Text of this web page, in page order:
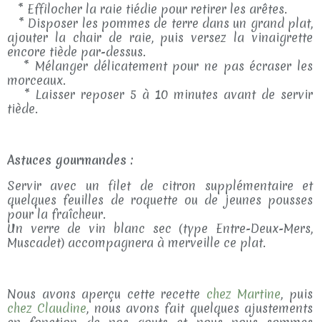
* Effilocher la raie tiédie pour retirer les arêtes.
* Disposer les pommes de terre dans un grand plat,
ajouter la chair de raie, puis versez la vinaigrette
encore tiède par-dessus.
* Mélanger délicatement pour ne pas écraser les
morceaux.
* Laisser reposer 5 à 10 minutes avant de servir
tiède.
Astuces gourmandes :
Servir avec un filet de citron supplémentaire et
quelques feuilles de roquette ou de jeunes pousses
pour la fraîcheur.
Un verre de vin blanc sec (type Entre-Deux-Mers,
Muscadet) accompagnera à merveille ce plat.
Nous avons aperçu cette recette chez Martine, puis
chez Claudine, nous avons fait quelques ajustements